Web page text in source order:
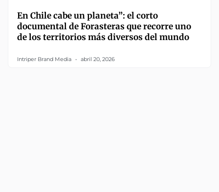
En Chile cabe un planeta”: el corto
documental de Forasteras que recorre uno
de los territorios más diversos del mundo
Intriper Brand Media abril 20, 2026